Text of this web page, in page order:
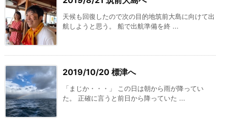
天候も回復したので次の目的地筑前大島に向けて出
航しようと思う。 船で出航準備を終 ...
2019/10/20 標津へ
「まじか・・・」 この日は朝から雨が降ってい
た。 正確に言うと前日から降っていた ...